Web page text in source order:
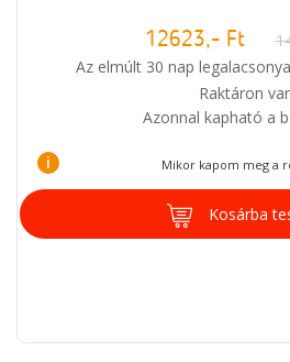
12623,- Ft
Az elmúlt 30 nap
Raktáron
Azonnal kapható a
i Mikor kapom meg a
Kosárba